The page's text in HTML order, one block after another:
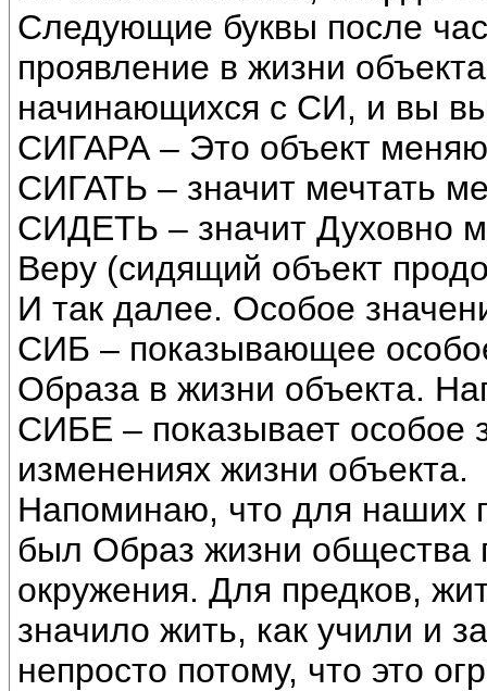
Следующие буквы после
проявление в жизни
начинающихся с СИ, и вы
СИГАРА – Это объект
СИГАТЬ – значит мечтать
СИДЕТЬ – значит Духовно
Веру (сидящий объект
И так далее. Особое
СИБ – показывающее
Образа в жизни объекта.
СИБЕ – показывает особое
изменениях жизни объекта.
Напоминаю, что для наших
был Образ жизни общества
окружения. Для предков,
значило жить, как учили и
непросто потому, что это